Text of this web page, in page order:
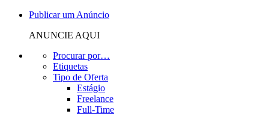
Publicar um Anúncio
ANUNCIE AQUI
Procurar por…
Etiquetas
Tipo de Oferta
Estágio
Freelance
Full-Time